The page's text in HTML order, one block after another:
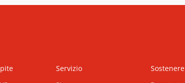
Servizio Sostenere